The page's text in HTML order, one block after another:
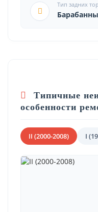
Тип задних
Типичные
особенности
II (2000-2008) I